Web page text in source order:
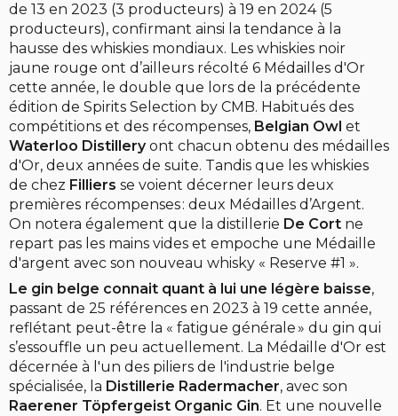
de 13 en 2023 (3 producteurs) à 19 en 2024 (5
producteurs), confirmant ainsi la tendance à la
hausse des whiskies mondiaux. Les whiskies noir
jaune rouge ont d’ailleurs récolté 6 Médailles d'Or
cette année, le double que lors de la précédente
édition de Spirits Selection by CMB. Habitués des
compétitions et des récompenses, Belgian Owl et
Waterloo Distilleryont chacun obtenu des médailles
d'Or, deux années de suite. Tandis que les whiskies
de chez Filliers se voient décerner leurs deux
premières récompenses : deux Médailles d’Argent.
On notera également que la distillerie De Cort ne
repart pas les mains vides et empoche une Médaille
d'argent avec son nouveau whisky « Reserve #1 ».
Le gin belge connait quant à lui une légère baisse,
passant de 25 références en 2023 à 19 cette année,
reflétant peut-être la « fatigue générale » du gin qui
s’essouffle un peu actuellement. La Médaille d'Or est
décernée à l'un des piliers de l'industrie belge
spécialisée, la Distillerie Radermacher, avec son
Raerener Töpfergeist Organic Gin. Et une nouvelle